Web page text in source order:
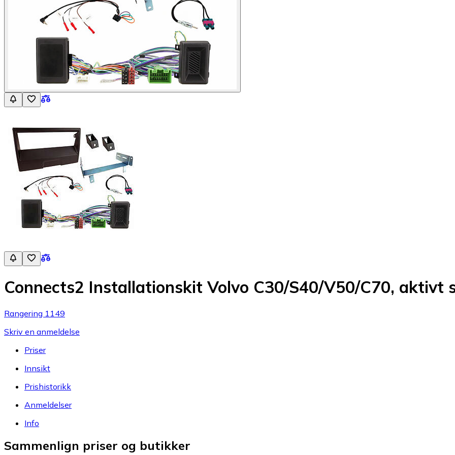
Connects2 Installationskit Volvo C30/S40/V50/C70, aktivt
Rangering 1149
Skriv en anmeldelse
Priser
Innsikt
Prishistorikk
Anmeldelser
Info
Sammenlign priser og butikker